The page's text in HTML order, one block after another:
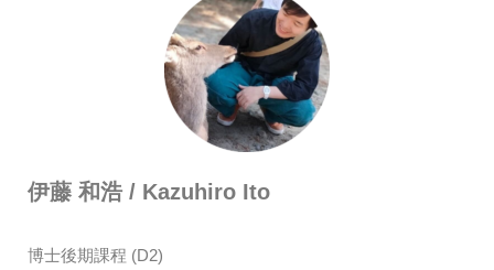
伊藤 和浩 / Kazuhiro Ito
博士後期課程 (D2)